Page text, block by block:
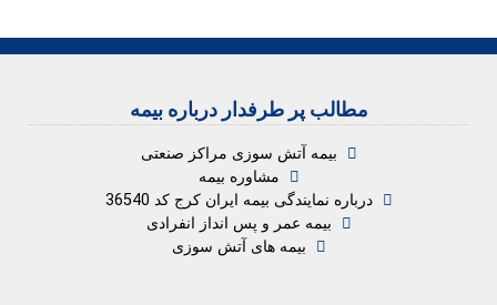
مطالب پر طرفدار درباره بیمه
بیمه آتش سوزی مراکز صنعتی
مشاوره بیمه
درباره نمایندگی بیمه ایران کرج کد 36540
بیمه عمر و پس انداز انفرادی
بیمه های آتش سوزی